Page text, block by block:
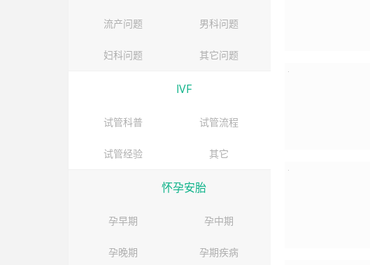
流产问题 男科问题
妇科问题 其它问题
IVF
试管科普 试管流程
试管经验 其它
怀孕安胎
孕早期 孕中期
孕晚期 孕期疾病